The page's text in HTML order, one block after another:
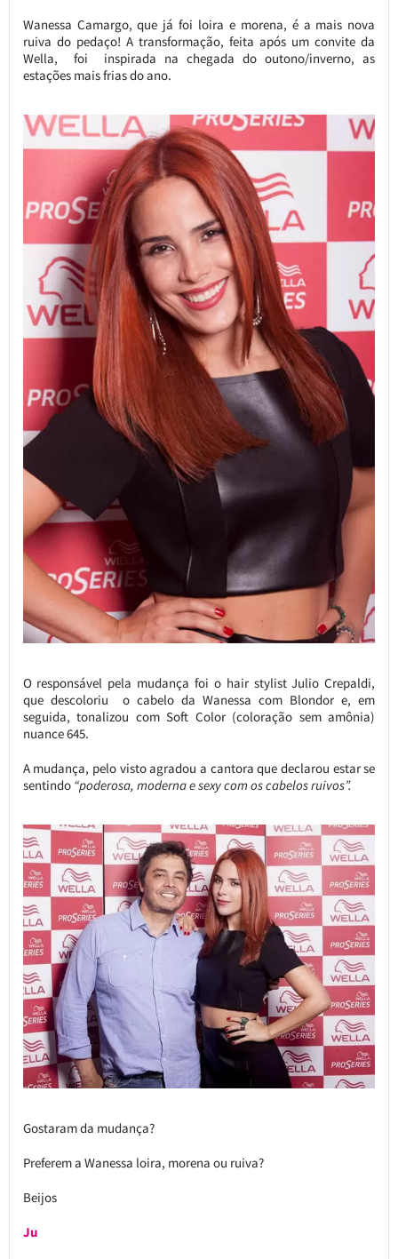
Wanessa Camargo, que já foi loira e morena, é a mais nova
ruiva do pedaço! A transformação, feita após um convite da
Wella, foi inspirada na chegada do outono/inverno, as
estações mais frias do ano.
O responsável pela mudança foi o hair stylist Julio Crepaldi,
que descoloriu o cabelo da Wanessa com Blondor e, em
seguida, tonalizou com Soft Color (coloração sem amônia)
nuance 645.
A mudança, pelo visto agradou a cantora que declarou estar se
sentindo “poderosa, moderna e sexy com os cabelos ruivos”.
Gostaram da mudança?
Preferem a Wanessa loira, morena ou ruiva?
Beijos
Ju